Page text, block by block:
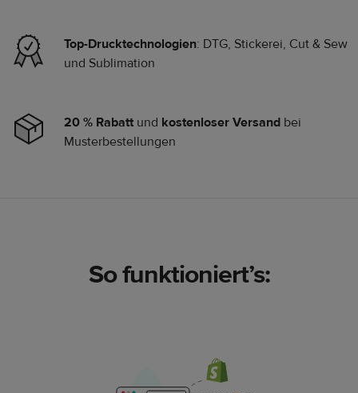
Top-Drucktechnologien: DTG, Stickerei, Cut & Sew
und Sublimation
20 % Rabatt und kostenloser Versand bei
Musterbestellungen
So funktioniert’s: